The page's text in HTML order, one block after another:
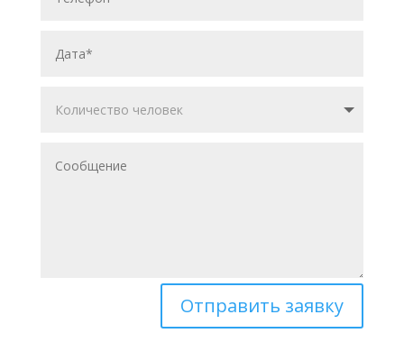
Отправить заявку